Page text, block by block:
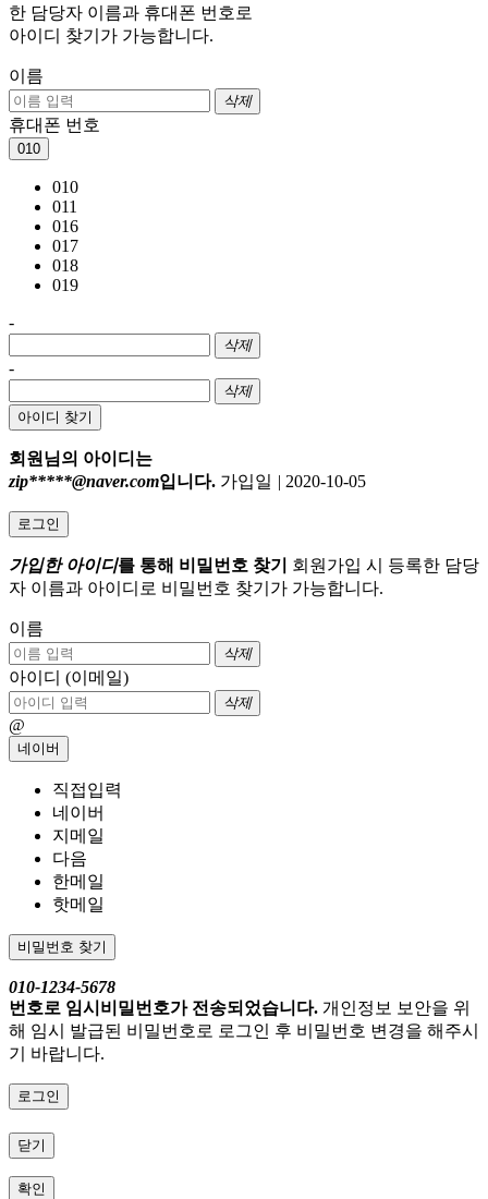
한 담당자 이름과 휴대폰 번호로
아이디 찾기가 가능합니다.
이름
삭제
휴대폰 번호
010
010
011
016
017
018
019
-
삭제
-
삭제
아이디 찾기
회원님의 아이디는
zip*****@naver.com입니다. 가입일 | 2020-10-05
로그인
가입한 아이디를 통해 비밀번호 찾기
회원가입 시 등록한 담당
자 이름과 아이디로 비밀번호 찾기가 가능합니다.
이름
삭제
아이디 (이메일)
삭제
@
네이버
직접입력
네이버
지메일
다음
한메일
핫메일
비밀번호 찾기
010-1234-5678
번호로 임시비밀번호가 전송되었습니다. 개인정보 보안을 위
해 임시 발급된 비밀번호로 로그인 후 비밀번호 변경을 해주시
기 바랍니다.
로그인
닫기
확인